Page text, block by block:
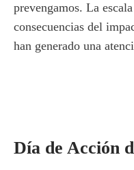
prevengamos. La
consecuencias del
han generado una
Día de Acción